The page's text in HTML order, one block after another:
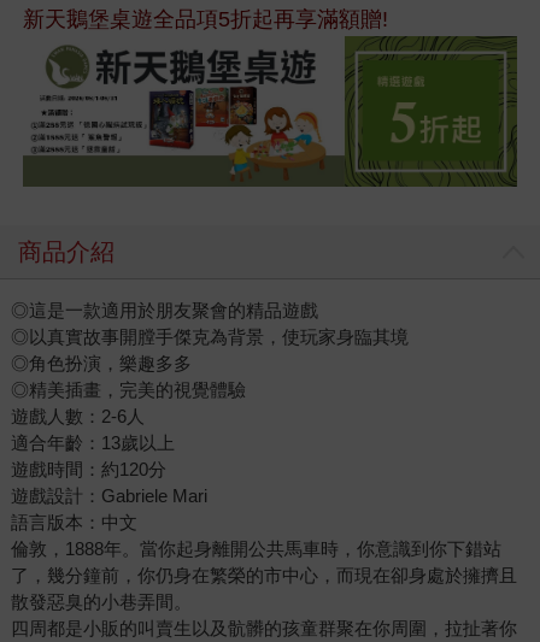
新天鵝堡桌遊全品項5折起再享滿額贈!
商品介紹
◎這是一款適用於朋友聚會的精品遊戲
◎以真實故事開膛手傑克為背景，使玩家身臨其境
◎角色扮演，樂趣多多
◎精美插畫，完美的視覺體驗
遊戲人數：2-6人
適合年齡：13歲以上
遊戲時間：約120分
遊戲設計：Gabriele Mari
語言版本：中文
倫敦，1888年。當你起身離開公共馬車時，你意識到你下錯站
了，幾分鐘前，你仍身在繁榮的市中心，而現在卻身處於擁擠且
散發惡臭的小巷弄間。
四周都是小販的叫賣生以及骯髒的孩童群聚在你周圍，拉扯著你